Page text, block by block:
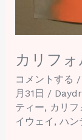
カリフ
コメントする /
月31日 /
ティー, カリフ
イウェイ , ハン